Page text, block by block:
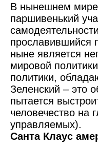
В нынешнем
паршивенький
прославившийся
ныне является
мировой
политики,
Зеленский – это
пытается
человечество на
управляемых).
Санта Клаус